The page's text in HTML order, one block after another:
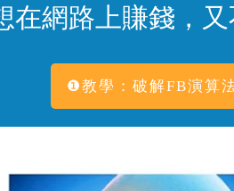
在網路上賺錢，
❶教學：破解FB演算